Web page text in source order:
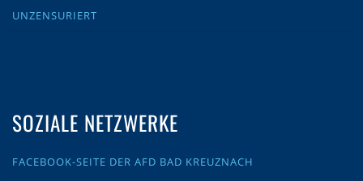
UNZENSURIERT
SOZIALE NETZWERKE
FACEBOOK-SEITE DER AFD BAD KREUZNACH